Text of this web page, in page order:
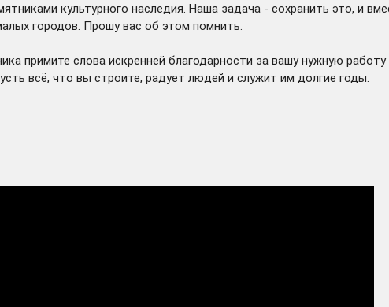
культурного наследия. Наша задача - сохранить это, и
городов. Прошу вас об этом помнить.
примите слова искренней благодарности за вашу нужную
всё, что вы строите, радует людей и служит им долгие годы.